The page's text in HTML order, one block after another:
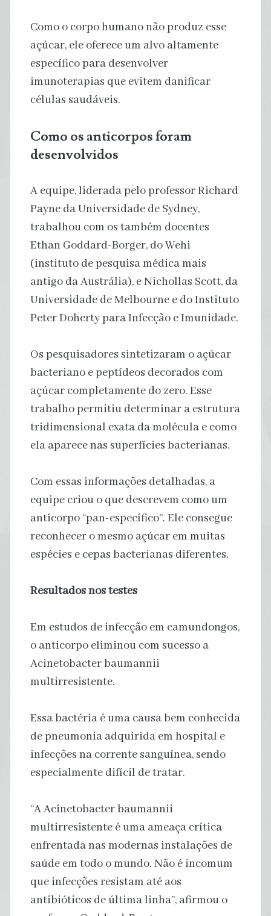
Como o corpo humano não produz esse
açúcar, ele oferece um alvo altamente
específico para desenvolver
imunoterapias que evitem danificar
células saudáveis.
Como os anticorpos foram
desenvolvidos
A equipe, liderada pelo professor Richard
Payne da Universidade de Sydney,
trabalhou com os também docentes
Ethan Goddard-Borger, do Wehi
(instituto de pesquisa médica mais
antigo da Austrália), e Nichollas Scott, da
Universidade de Melbourne e do Instituto
Peter Doherty para Infecção e Imunidade.
Os pesquisadores sintetizaram o açúcar
bacteriano e peptídeos decorados com
açúcar completamente do zero. Esse
trabalho permitiu determinar a estrutura
tridimensional exata da molécula e como
ela aparece nas superfícies bacterianas.
Com essas informações detalhadas, a
equipe criou o que descrevem como um
anticorpo “pan-específico”. Ele consegue
reconhecer o mesmo açúcar em muitas
espécies e cepas bacterianas diferentes.
Resultados nos testes
Em estudos de infecção em camundongos,
o anticorpo eliminou com sucesso a
Acinetobacter baumannii
multirresistente.
Essa bactéria é uma causa bem conhecida
de pneumonia adquirida em hospital e
infecções na corrente sanguínea, sendo
especialmente difícil de tratar.
“A Acinetobacter baumannii
multirresistente é uma ameaça crítica
enfrentada nas modernas instalações de
saúde em todo o mundo. Não é incomum
que infecções resistam até aos
antibióticos de última linha”, afirmou o